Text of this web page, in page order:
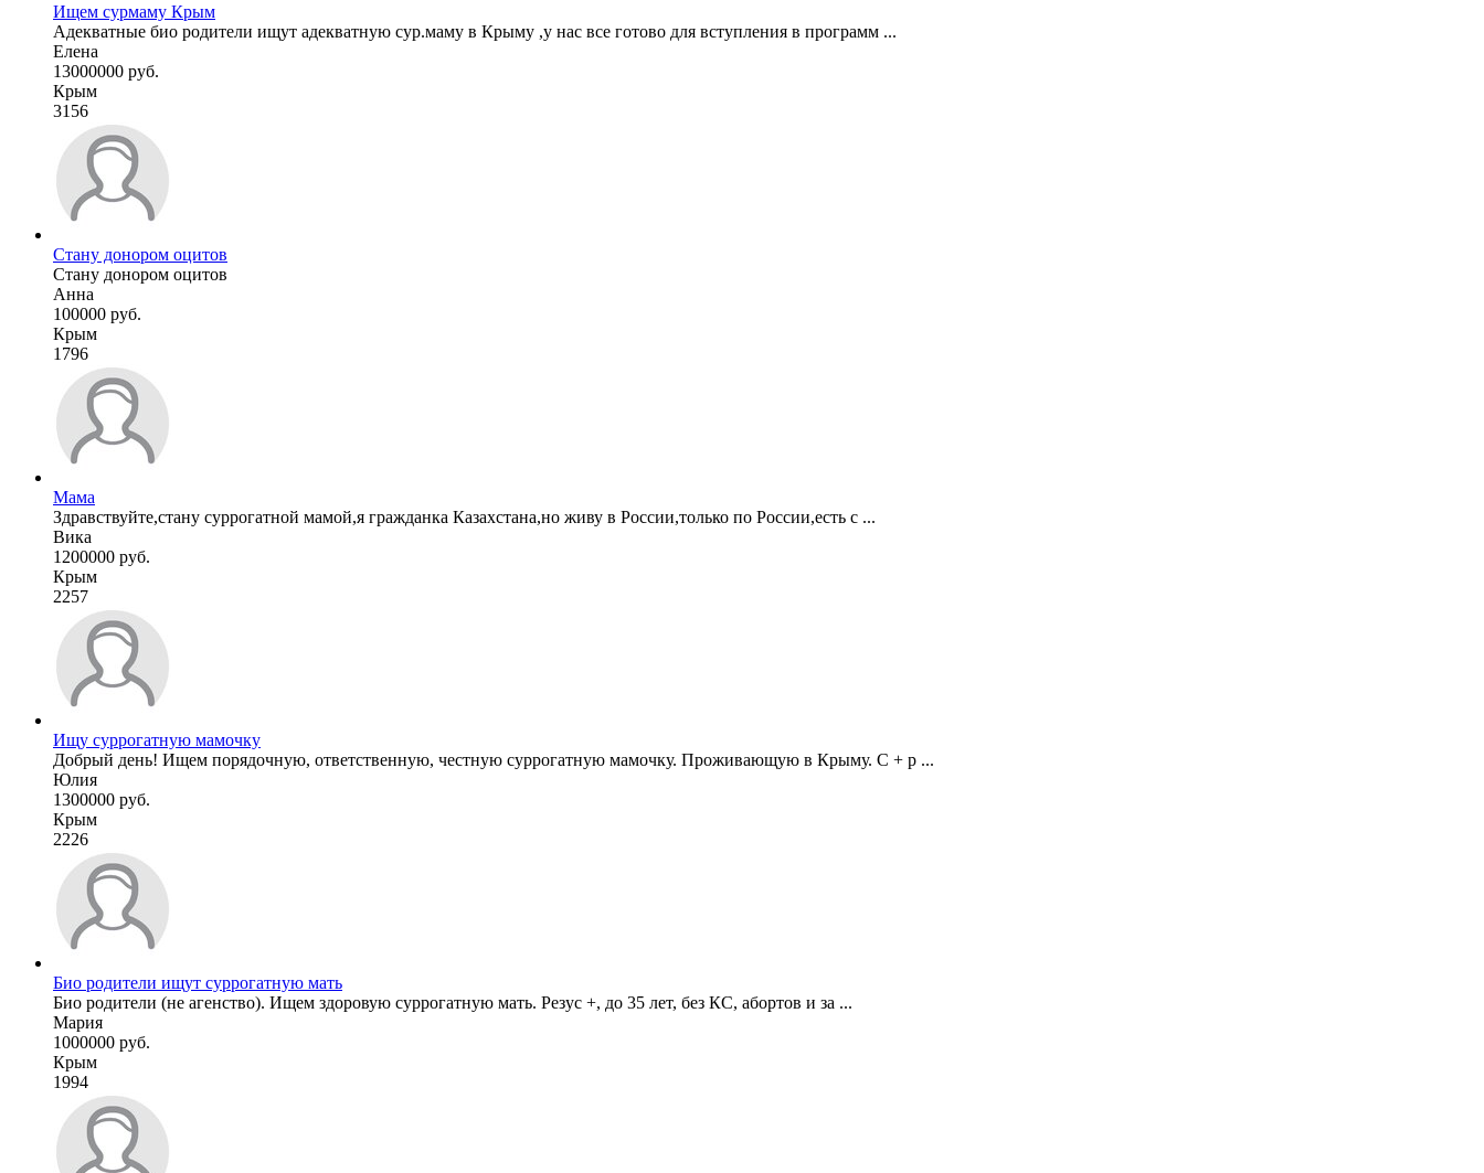
Ищем сурмаму Крым
Адекватные био родители ищут адекватную сур.маму в Крыму ,у нас все готово для вступления в программ ...
Елена
13000000 руб.
Крым
3156
Стану донором оцитов
Стану донором оцитов
Анна
100000 руб.
Крым
1796
Мама
Здравствуйте,стану суррогатной мамой,я гражданка Казахстана,но живу в России,только по России,есть с ...
Вика
1200000 руб.
Крым
2257
Ищу суррогатную мамочку
Добрый день! Ищем порядочную, ответственную, честную суррогатную мамочку. Проживающую в Крыму. С + р ...
Юлия
1300000 руб.
Крым
2226
Био родители ищут суррогатную мать
Био родители (не агенство). Ищем здоровую суррогатную мать. Резус +, до 35 лет, без КС, абортов и за ...
Мария
1000000 руб.
Крым
1994